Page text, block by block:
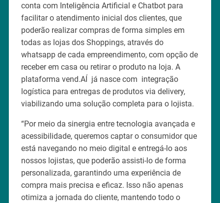
conta com Inteligência Artificial e Chatbot para
facilitar o atendimento inicial dos clientes, que
poderão realizar compras de forma simples em
todas as lojas dos Shoppings, através do
whatsapp de cada empreendimento, com opção de
receber em casa ou retirar o produto na loja. A
plataforma vend.AÍ já nasce com integração
logística para entregas de produtos via delivery,
viabilizando uma solução completa para o lojista.
“Por meio da sinergia entre tecnologia avançada e
acessibilidade, queremos captar o consumidor que
está navegando no meio digital e entregá-lo aos
nossos lojistas, que poderão assisti-lo de forma
personalizada, garantindo uma experiência de
compra mais precisa e eficaz. Isso não apenas
otimiza a jornada do cliente, mantendo todo o